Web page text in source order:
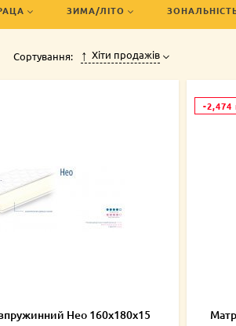
ЗИМА/ЛІТО
Сортування: Хіти продажів
Нео 160х180х15
-2,474